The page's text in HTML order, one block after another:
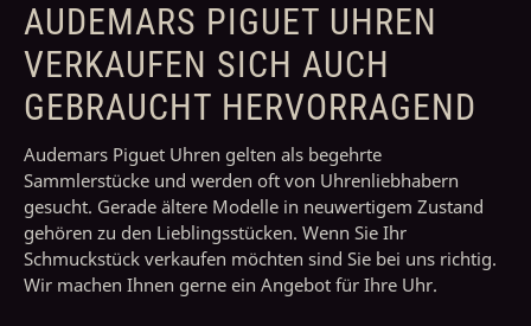
AUDEMARS PIGUET UHREN
VERKAUFEN SICH AUCH
GEBRAUCHT HERVORRAGEND
Audemars Piguet Uhren gelten als begehrte
Sammlerstücke und werden oft von Uhrenliebhabern
gesucht. Gerade ältere Modelle in neuwertigem Zustand
gehören zu den Lieblingsstücken. Wenn Sie Ihr
Schmuckstück verkaufen möchten sind Sie bei uns richtig.
Wir machen Ihnen gerne ein Angebot für Ihre Uhr.